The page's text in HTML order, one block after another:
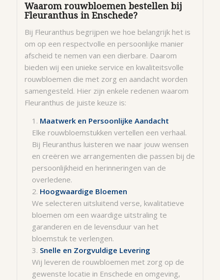
Waarom rouwbloemen bestellen bij
Fleuranthus in Enschede?
Bij Fleuranthus begrijpen we hoe belangrijk het is
om op een respectvolle en persoonlijke manier
afscheid te nemen van een dierbare. Daarom
bieden wij een unieke service en kwaliteitsvolle
rouwbloemen die met zorg en aandacht worden
samengesteld. Hier zijn enkele redenen waarom
Fleuranthus de juiste keuze is:
Maatwerk en Persoonlijke Aandacht
Elke rouwbloemstukken vertellen een verhaal.
Bij Fleuranthus luisteren we naar jouw wensen
en creëren we arrangementen die passen bij de
persoonlijkheid en herinneringen van de
overledene.
Hoogwaardige Bloemen
We selecteren uitsluitend verse, kwalitatieve
bloemen om een waardige uitstraling te
garanderen en de levensduur van het
bloemstuk te verlengen.
Snelle en Zorgvuldige Levering
Wij leveren de rouwbloemen met zorg op de
gewenste locatie in Enschede en omgeving,